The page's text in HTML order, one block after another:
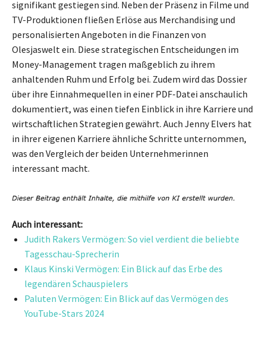
signifikant gestiegen sind. Neben der Präsenz in Filme und
TV-Produktionen fließen Erlöse aus Merchandising und
personalisierten Angeboten in die Finanzen von
Olesjaswelt ein. Diese strategischen Entscheidungen im
Money-Management tragen maßgeblich zu ihrem
anhaltenden Ruhm und Erfolg bei. Zudem wird das Dossier
über ihre Einnahmequellen in einer PDF-Datei anschaulich
dokumentiert, was einen tiefen Einblick in ihre Karriere und
wirtschaftlichen Strategien gewährt. Auch Jenny Elvers hat
in ihrer eigenen Karriere ähnliche Schritte unternommen,
was den Vergleich der beiden Unternehmerinnen
interessant macht.
Auch interessant:
Judith Rakers Vermögen: So viel verdient die beliebte
Tagesschau-Sprecherin
Klaus Kinski Vermögen: Ein Blick auf das Erbe des
legendären Schauspielers
Paluten Vermögen: Ein Blick auf das Vermögen des
YouTube-Stars 2024